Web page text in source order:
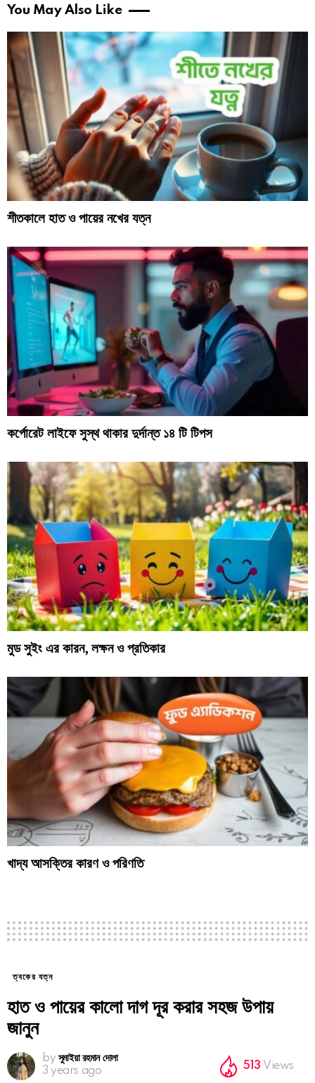
You May Also Like
শীতকালে হাত ও পায়ের নখের যত্ন
কর্পোরেট লাইফে সুস্থ থাকার দুর্দান্ত ১৪ টি টিপস
মুড সুইং এর কারন, লক্ষন ও প্রতিকার
খাদ্য আসক্তির কারণ ও পরিণতি
ত্বকের যত্ন
হাত ও পায়ের কালো দাগ দূর করার সহজ উপায়
জানুন
by সুমাইয়া রহমান দোলা
3 years ago
513 Views